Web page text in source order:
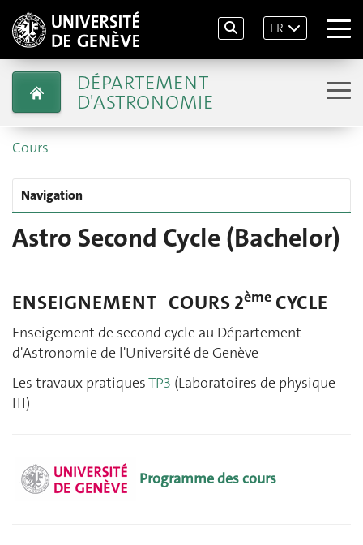
FR
DÉPARTEMENT
D'ASTRONOMIE
Cours
Navigation
Astro Second Cycle (Bachelor)
ENSEIGNEMENT COURS 2ème CYCLE
Enseigement de second cycle au Département
d'Astronomie de l'Université de Genève
Les travaux pratiquesTP3 (Laboratoires de physique
III)
Programme des cours